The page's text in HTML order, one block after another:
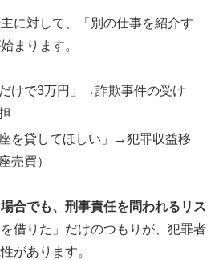
に対して、「別の仕事を紹介す
まります。
だけで3万円」→詐欺事件の受け
座を貸してほしい」→犯罪収益移
売買）
合でも、刑事責任を問われるリス
を借りた」だけのつもりが、犯罪者
があります。